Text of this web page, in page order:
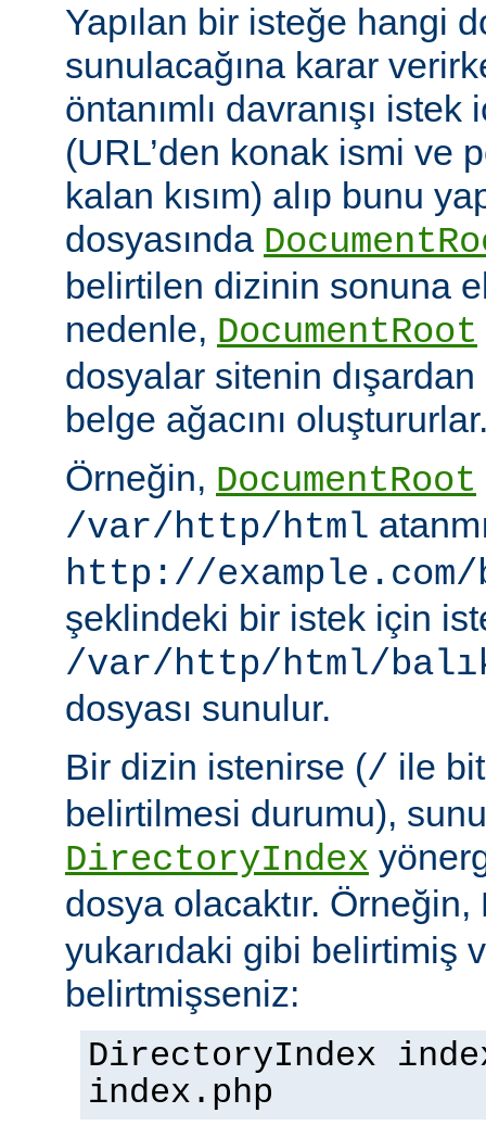
Yapılan bir isteğe hangi
sunulacağına karar
öntanımlı davranışı
(URL’den konak ismi ve
kalan kısım) alıp bunu
dosyasında
belirtilen dizinin sonuna
nedenle, DocumentRoot
dosyalar sitenin
belge ağacını
Örneğin, DocumentRoot
/var/http/html
http://
şeklindeki bir istek için
/var/http/html/
dosyası sunulur.
Bir dizin istenirse (/ ile
belirtilmesi durumu),
DirectoryIndex
dosya olacaktır. Örneğin,
yukarıdaki gibi belirtimiş
belirtmişseniz:
DirectoryIndex
index.php